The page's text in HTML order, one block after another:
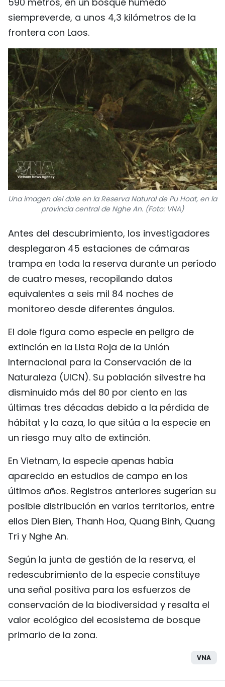
siempreverde, a unos 4,3 kilómetros de la
frontera con Laos.
Una imagen del dole en la Reserva Natural de Pu Hoat, en la
provincia central de Nghe An. (Foto: VNA)
Antes del descubrimiento, los investigadores
desplegaron 45 estaciones de cámaras
trampa en toda la reserva durante un período
de cuatro meses, recopilando datos
equivalentes a seis mil 84 noches de
monitoreo desde diferentes ángulos.
El dole figura como especie en peligro de
extinción en la Lista Roja de la Unión
Internacional para la Conservación de la
Naturaleza (UICN). Su población silvestre ha
disminuido más del 80 por ciento en las
últimas tres décadas debido a la pérdida de
hábitat y la caza, lo que sitúa a la especie en
un riesgo muy alto de extinción.
En Vietnam, la especie apenas había
aparecido en estudios de campo en los
últimos años. Registros anteriores sugerían su
posible distribución en varios territorios, entre
ellos Dien Bien, Thanh Hoa, Quang Binh, Quang
Tri y Nghe An.
Según la junta de gestión de la reserva, el
redescubrimiento de la especie constituye
una señal positiva para los esfuerzos de
conservación de la biodiversidad y resalta el
valor ecológico del ecosistema de bosque
primario de la zona.
VNA